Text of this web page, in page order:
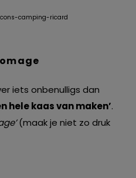
iets onbenulligs dan
hele kaas van maken’.
(maak je niet zo druk